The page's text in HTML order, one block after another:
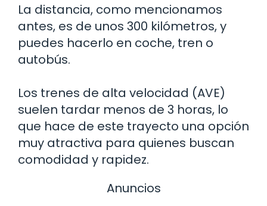
La distancia, como mencionamos
antes, es de unos 300 kilómetros, y
puedes hacerlo en coche, tren o
autobús.
Los trenes de alta velocidad (AVE)
suelen tardar menos de 3 horas, lo
que hace de este trayecto una opción
muy atractiva para quienes buscan
comodidad y rapidez.
Anuncios